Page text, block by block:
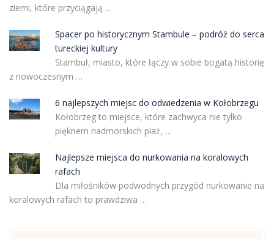
ziemi, które przyciągają …
Spacer po historycznym Stambule – podróż do serca
tureckiej kultury
Stambuł, miasto, które łączy w sobie bogatą historię
z nowoczesnym …
6 najlepszych miejsc do odwiedzenia w Kołobrzegu
Kołobrzeg to miejsce, które zachwyca nie tylko
pięknem nadmorskich plaż, …
Najlepsze miejsca do nurkowania na koralowych
rafach
Dla miłośników podwodnych przygód nurkowanie na
koralowych rafach to prawdziwa …